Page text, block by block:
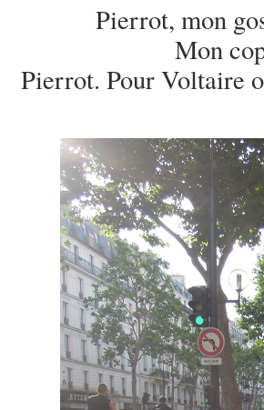
Pierrot, mon
Mon
Pierrot. Pour Voltaire